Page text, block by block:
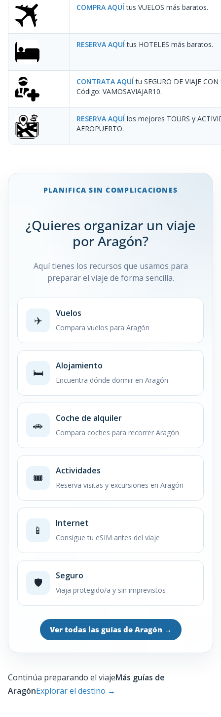
COMPRA AQUÍ tus VUELOS más baratos.
RESERVA AQUÍ tus HOTELES más baratos.
CONTRATA AQUÍ tu SEGURO DE VIAJE
Código: VAMOSAVIAJAR10.
RESERVA AQUÍ los mejores TOURS y
AEROPUERTO.
PLANIFICA SIN COMPLICACIONES
¿Quieres organizar un viaje
por Aragón?
Aquí tienes los recursos que usamos para
preparar el viaje de forma sencilla.
✈️
Vuelos
Compara vuelos para Aragón
🛏️
Alojamiento
Encuentra dónde dormir en Aragón
🚗
Coche de alquiler
Compara coches para recorrer Aragón
🎟️
Actividades
Reserva visitas y excursiones en Aragón
📱
Internet
Consigue tu eSIM antes del viaje
🛡️
Seguro
Viaja protegido/a y sin imprevistos
Ver todas las guías de Aragón →
Continúa preparando el viajeMás guías de
AragónExplorar el destino →